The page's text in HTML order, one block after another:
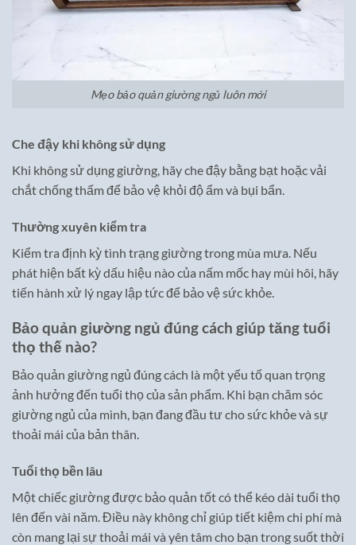
Mẹo bảo quản giường ngủ luôn mới
Che đậy khi không sử dụng
Khi không sử dụng giường, hãy che đậy bằng bạt hoặc vải
chắt chống thấm để bảo vệ khỏi độ ẩm và bụi bẩn.
Thường xuyên kiểm tra
Kiểm tra định kỳ tình trạng giường trong mùa mưa. Nếu
phát hiện bất kỳ dấu hiệu nào của nấm mốc hay mùi hôi, hãy
tiến hành xử lý ngay lập tức để bảo vệ sức khỏe.
Bảo quản giường ngủ đúng cách giúp tăng tuổi
thọ thế nào?
Bảo quản giường ngủ đúng cách là một yếu tố quan trọng
ảnh hưởng đến tuổi thọ của sản phẩm. Khi bạn chăm sóc
giường ngủ của mình, bạn đang đầu tư cho sức khỏe và sự
thoải mái của bản thân.
Tuổi thọ bền lâu
Một chiếc giường được bảo quản tốt có thể kéo dài tuổi thọ
lên đến vài năm. Điều này không chỉ giúp tiết kiệm chi phí mà
còn mang lại sự thoải mái và yên tâm cho bạn trong suốt thời